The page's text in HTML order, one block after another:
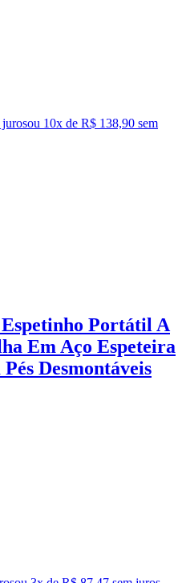
ou 10x de R$ 138,90 sem
Portátil A
Em Aço Espeteira
Desmontáveis